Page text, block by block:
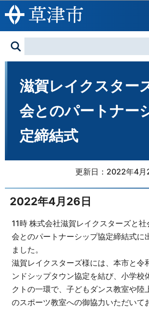
このページの本文へ移動
滋賀レイクスター
会とのパートナー
定締結式
更新日：2022年4月
2022年4月26日
11時 株式会社滋賀レイクスターズと
会とのパートナーシップ協定締結式に
ました。
滋賀レイクスターズ様には、本市と令
ンドシップタウン協定を結び、小学校
クトの一環で、子どもダンス教室や陸
のスポーツ教室への御協力いただいて